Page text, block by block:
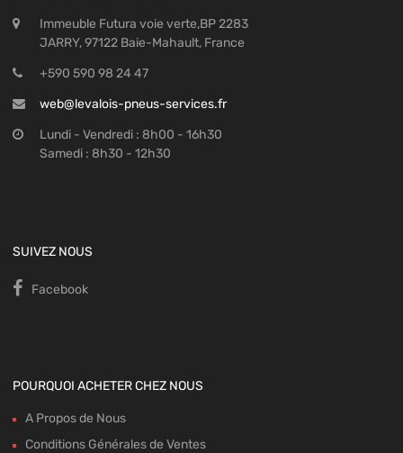
Immeuble Futura voie verte,BP 2283
JARRY, 97122 Baie-Mahault, France
+590 590 98 24 47
web@levalois-pneus-services.fr
Lundi - Vendredi : 8h00 - 16h30
Samedi : 8h30 - 12h30
SUIVEZ NOUS
Facebook
POURQUOI ACHETER CHEZ NOUS
A Propos de Nous
Conditions Générales de Ventes